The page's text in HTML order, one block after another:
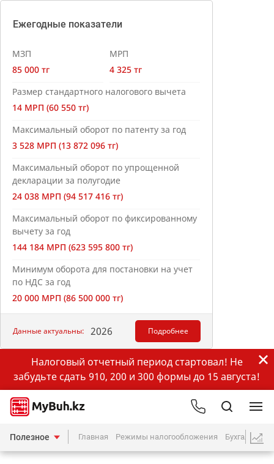
Ежегодные показатели
МЗП
85 000 тг
МРП
4 325 тг
Размер стандартного налогового вычета
14 МРП (60 550 тг)
Максимальный оборот по патенту за год
3 528 МРП (13 872 096 тг)
Максимальный оборот по упрощенной
декларации за полугодие
24 038 МРП (94 517 416 тг)
Максимальный оборот по фиксированному
вычету за год
144 184 МРП (623 595 800 тг)
Минимум оборота для постановки на учет
по НДС за год
20 000 МРП (86 500 000 тг)
Данные актуальны: 2026 Подробнее
Налоговый отчетный период стартовал! Не
забудьте сдать 910, 200 и 300 формы до 15 августа!
Полезное Главная Режимы налогообложения Бухгалтерия